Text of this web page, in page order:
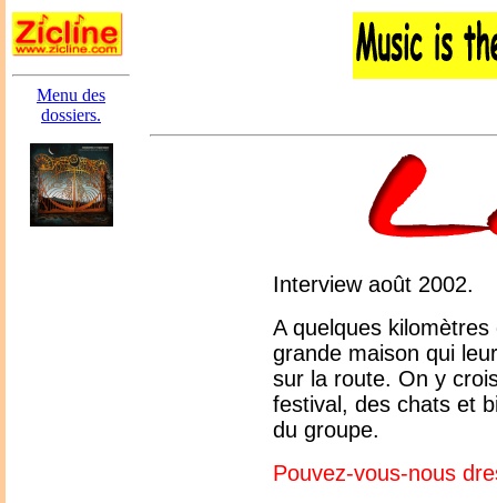
Menu des
dossiers.
Interview août 2002.
A quelques kilomètres
grande maison qui
sur la route. On y
festival, des chats et
du groupe.
Pouvez-vous-nous